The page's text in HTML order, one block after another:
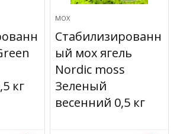
кг
МОХ
Стабилизированн
ый мох ягель
Nordic moss
Зеленый
весенний 0,5 кг